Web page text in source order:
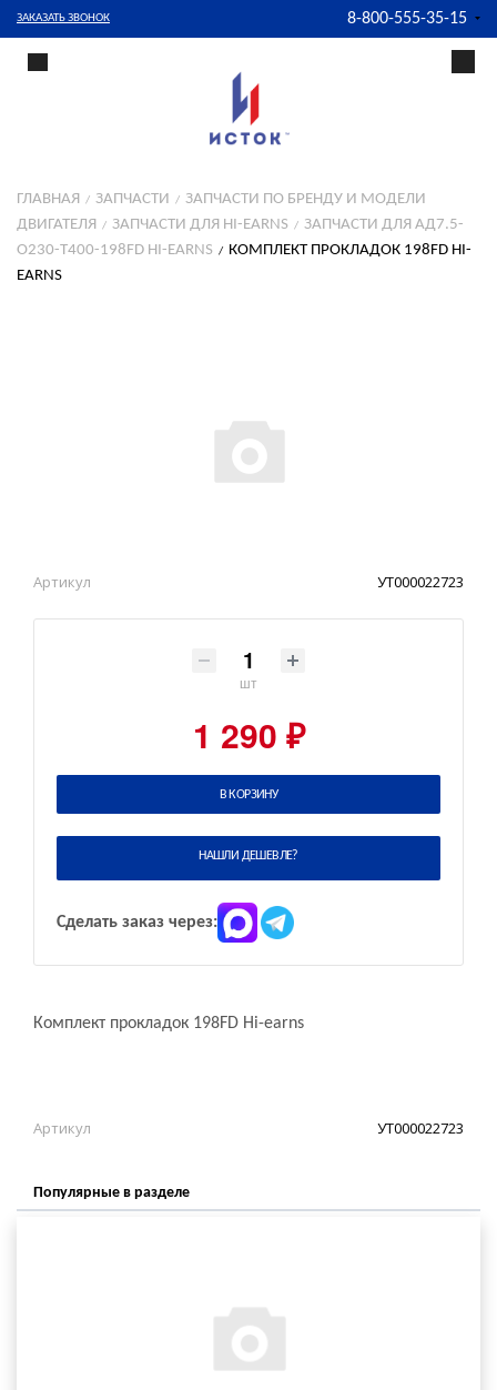
ЗАКАЗАТЬ ЗВОНОК 8-800-555-35-15
ГЛАВНАЯ ЗАПЧАСТИ
ЗАПЧАСТИ ПО БРЕНДУ И МОДЕЛИ
ДВИГАТЕЛЯ
ЗАПЧАСТИ ДЛЯ HI-EARNS
ЗАПЧАСТИ ДЛЯ АД7.5-
О230-T400-198FD HI-EARNS
КОМПЛЕКТ ПРОКЛАДОК 198FD HI-
EARNS
Артикул УТ000022723
шт
1 290 ₽
В КОРЗИНУ
НАШЛИ ДЕШЕВЛЕ?
Сделать заказ через:
Комплект прокладок 198FD Hi-earns
Артикул УТ000022723
Популярные в разделе